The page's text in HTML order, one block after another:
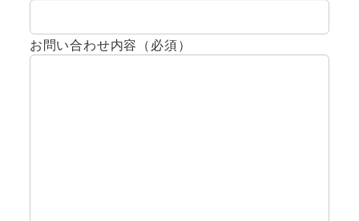
お問い合わせ内容（必須）